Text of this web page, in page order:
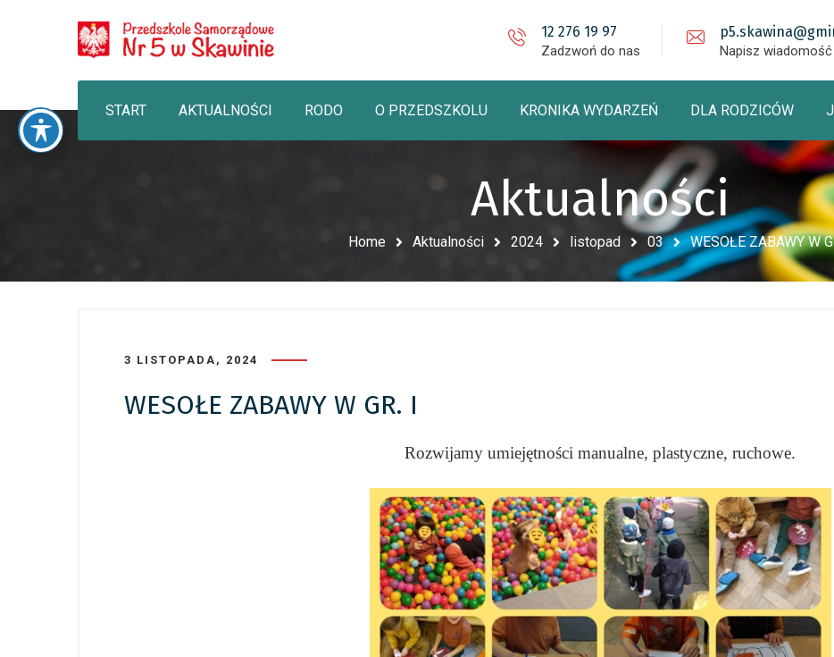
12 276 19 97
Zadzwoń do nas Napisz wiadomość
START AKTUALNOŚCI RODO O PRZEDSZKOLU KRONIKA WYDARZEŃ DLA RODZICÓW
Aktualności
Home Aktualności 2024 listopad 03 WESOŁE ZABAWY W
3 LISTOPADA, 2024
WESOŁE ZABAWY W GR. I
Rozwijamy umiejętności manualne, plastyczne, ruchowe.